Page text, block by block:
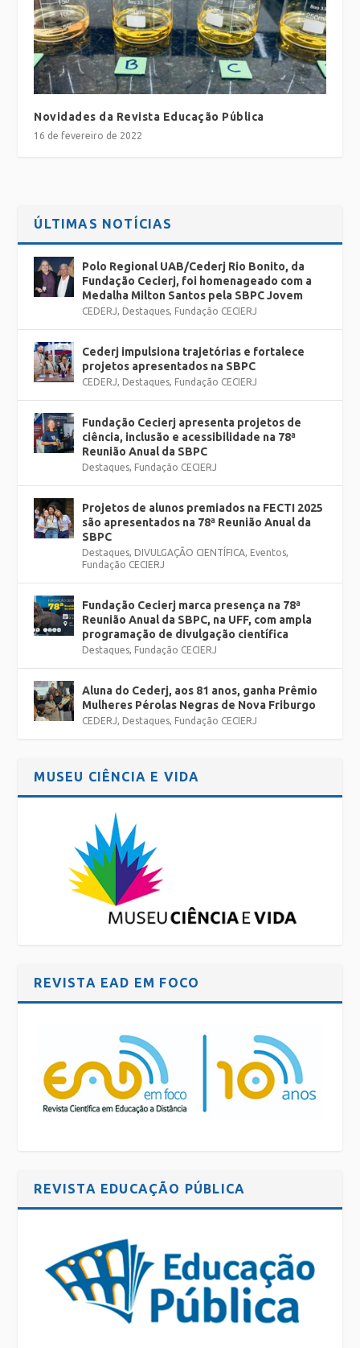
Novidades da Revista Educação Pública
16 de fevereiro de 2022
ÚLTIMAS NOTÍCIAS
Polo Regional UAB/Cederj Rio Bonito, da
Fundação Cecierj, foi homenageado com a
Medalha Milton Santos pela SBPC Jovem
CEDERJ, Destaques, Fundação CECIERJ
Cederj impulsiona trajetórias e fortalece
projetos apresentados na SBPC
CEDERJ, Destaques, Fundação CECIERJ
Fundação Cecierj apresenta projetos de
ciência, inclusão e acessibilidade na 78ª
Reunião Anual da SBPC
Destaques, Fundação CECIERJ
Projetos de alunos premiados na FECTI 2025
são apresentados na 78ª Reunião Anual da
SBPC
Destaques, DIVULGAÇÃO CIENTÍFICA, Eventos,
Fundação CECIERJ
Fundação Cecierj marca presença na 78ª
Reunião Anual da SBPC, na UFF, com ampla
programação de divulgação científica
Destaques, Fundação CECIERJ
Aluna do Cederj, aos 81 anos, ganha Prêmio
Mulheres Pérolas Negras de Nova Friburgo
CEDERJ, Destaques, Fundação CECIERJ
MUSEU CIÊNCIA E VIDA
REVISTA EAD EM FOCO
REVISTA EDUCAÇÃO PÚBLICA